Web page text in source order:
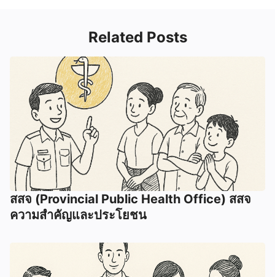
Related Posts
สสจ (Provincial Public Health Office) สสจ
ความสำคัญและประโยชน